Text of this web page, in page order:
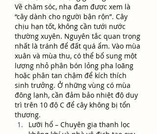
Về chăm sóc, nha đam được xem là
“cây dành cho người bận rộn”. Cây
chịu hạn tốt, không cần tưới nước
thường xuyên. Nguyên tắc quan trọng
nhất là tránh để đất quá ẩm. Vào mùa
xuân và mùa thu, có thể bổ sung một
lượng nhỏ phân bón lỏng pha loãng
hoặc phân tan chậm để kích thích
sinh trưởng. Ở những vùng có mùa
đông lạnh, cần đảm bảo nhiệt độ duy
trì trên 10 độ C để cây không bị tổn
thương.
Lưỡi hổ – Chuyên gia thanh lọc